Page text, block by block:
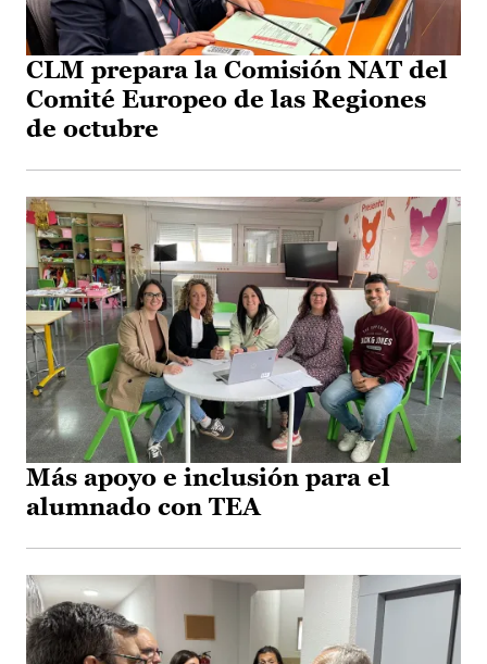
CLM prepara la Comisión NAT del
Comité Europeo de las Regiones
de octubre
Más apoyo e inclusión para el
alumnado con TEA